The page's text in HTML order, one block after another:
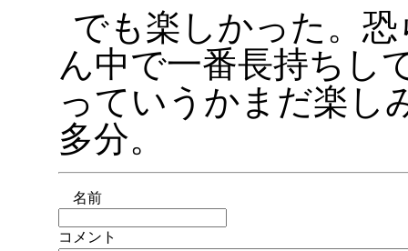
でも楽しかった。
ん中で一番長持ちし
っていうかまだ楽し
多分。
名前
コメント